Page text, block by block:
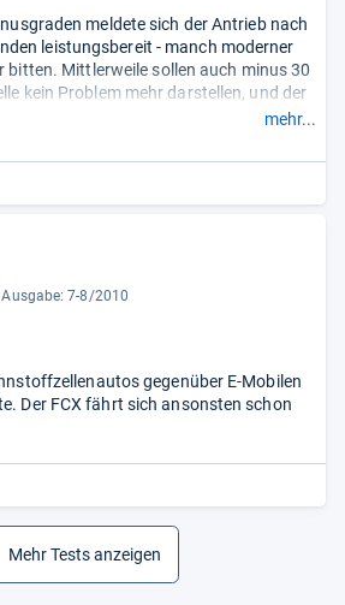
meldete sich der Antrieb nach
leistungsbereit - manch moderner
bitten. Mittlerweile sollen auch minus 30
kein Problem mehr darstellen, und der
Grund, daran zu zweifeln. Problememehr...
Ausgabe: 7-8/2010
gegenüber E-Mobilen
Der FCX fährt sich ansonsten schon
Mehr Tests anzeigen